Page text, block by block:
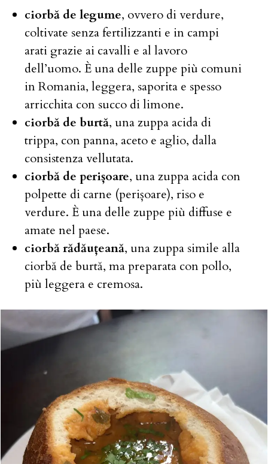
ciorbă de legume, ovvero di verdure,
coltivate senza fertilizzanti e in campi
arati grazie ai cavalli e al lavoro
dell’uomo. È una delle zuppe più comuni
in Romania, leggera, saporita e spesso
arricchita con succo di limone.
ciorbă de burtă, una zuppa acida di
trippa, con panna, aceto e aglio, dalla
consistenza vellutata.
ciorbă de perișoare, una zuppa acida con
polpette di carne (perișoare), riso e
verdure. È una delle zuppe più diffuse e
amate nel paese.
ciorbă rădăuțeană, una zuppa simile alla
ciorbă de burtă, ma preparata con pollo,
più leggera e cremosa.